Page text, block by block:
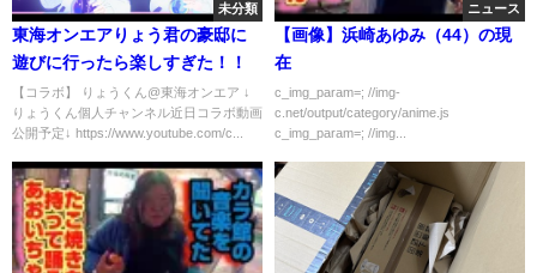
未分類
東海オンエアりょう君の豪邸に
遊びに行ったら楽しすぎた！！
【コラボ】 りょうくん@東海オンエア ↓
りょうくん個人チャンネル近日コラボ動画
公開予定↓ https://www.youtube.com/c...
ニュース
【画像】浜崎あゆみ（44）の現
在
c_img_param=; //img-
c.net/output/category/anime.js
c_img_param=; //img...